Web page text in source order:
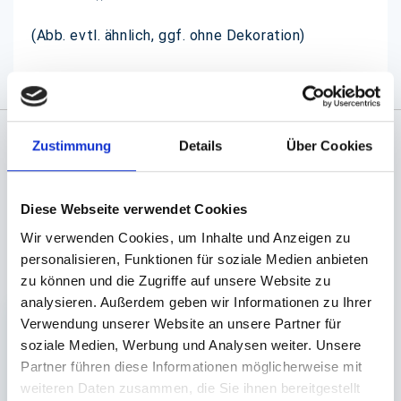
Zustimmung Details Über Cookies
Diese Webseite verwendet Cookies
Wir verwenden Cookies, um Inhalte und Anzeigen zu
personalisieren, Funktionen für soziale Medien anbieten
zu können und die Zugriffe auf unsere Website zu
analysieren. Außerdem geben wir Informationen zu Ihrer
Verwendung unserer Website an unsere Partner für
soziale Medien, Werbung und Analysen weiter. Unsere
Partner führen diese Informationen möglicherweise mit
weiteren Daten zusammen, die Sie ihnen bereitgestellt
(Abb. evtl. ähnlich, ggf. ohne Dekoration)
Unsere Empfehlungen